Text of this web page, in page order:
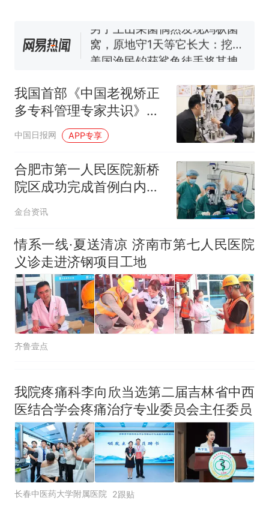
140多朵
美国渔民钓获鲨鱼徒手将其拽
回大海 目击者直呼震惊 （视频
官方通报
热 那个在床头放菜刀的女孩，
因老师一句“跟我回家”改写了
人生
我国首部《中国老视矫正
多专科管理专家共识》发
布，3.9亿老花患者迎来
视觉健康新方案
中国日报网 APP专享
合肥市第一人民医院新桥
院区成功完成首例白内障
超声乳化手术
金台资讯
情系一线·夏送清凉 济南市第七人民医院
义诊走进济钢项目工地
齐鲁壹点
我院疼痛科李向欣当选第二届吉林省中西
医结合学会疼痛治疗专业委员会主任委员
长春中医药大学附属医院 2跟贴